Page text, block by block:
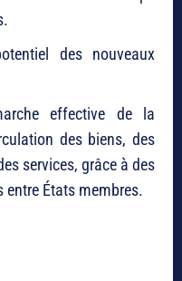
des nouveaux
effective de la
des biens, des
services, grâce à des
États membres.